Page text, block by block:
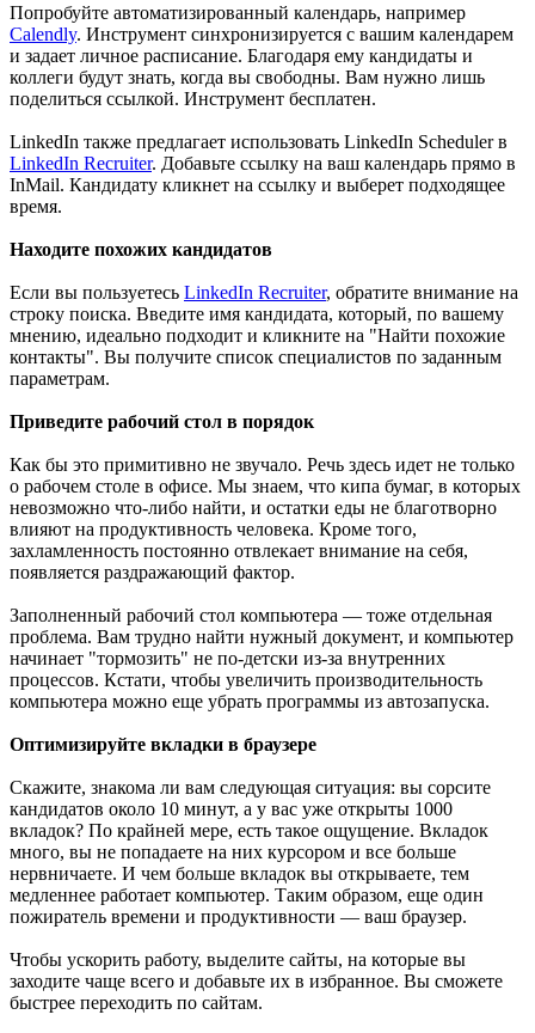
Попробуйте автоматизированный календарь, например
Calendly. Инструмент синхронизируется с вашим календарем
и задает личное расписание. Благодаря ему кандидаты и
коллеги будут знать, когда вы свободны. Вам нужно лишь
поделиться ссылкой. Инструмент бесплатен.
LinkedIn также предлагает использовать LinkedIn Scheduler в
LinkedIn Recruiter. Добавьте ссылку на ваш календарь прямо в
InMail. Кандидату кликнет на ссылку и выберет подходящее
время.
Находите похожих кандидатов
Если вы пользуетесь LinkedIn Recruiter, обратите внимание на
строку поиска. Введите имя кандидата, который, по вашему
мнению, идеально подходит и кликните на "Найти похожие
контакты". Вы получите список специалистов по заданным
параметрам.
Приведите рабочий стол в порядок
Как бы это примитивно не звучало. Речь здесь идет не только
о рабочем столе в офисе. Мы знаем, что кипа бумаг, в которых
невозможно что-либо найти, и остатки еды не благотворно
влияют на продуктивность человека. Кроме того,
захламленность постоянно отвлекает внимание на себя,
появляется раздражающий фактор.
Заполненный рабочий стол компьютера — тоже отдельная
проблема. Вам трудно найти нужный документ, и компьютер
начинает "тормозить" не по-детски из-за внутренних
процессов. Кстати, чтобы увеличить производительность
компьютера можно еще убрать программы из автозапуска.
Оптимизируйте вкладки в браузере
Скажите, знакома ли вам следующая ситуация: вы сорсите
кандидатов около 10 минут, а у вас уже открыты 1000
вкладок? По крайней мере, есть такое ощущение. Вкладок
много, вы не попадаете на них курсором и все больше
нервничаете. И чем больше вкладок вы открываете, тем
медленнее работает компьютер. Таким образом, еще один
пожиратель времени и продуктивности — ваш браузер.
Чтобы ускорить работу, выделите сайты, на которые вы
заходите чаще всего и добавьте их в избранное. Вы сможете
быстрее переходить по сайтам.